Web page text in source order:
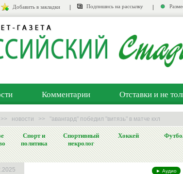
Добавить в закладки Подпишись на рассылку
Комментарии Отставки и не
>> новости >> "авангард" победил "витязь" в матче кхл
Спорт и
политика
Спортивный
некролог
Хоккей
► Аудио